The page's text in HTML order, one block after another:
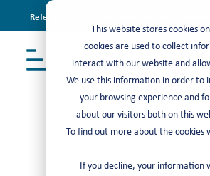
This website stores cookies
cookies are used to collect
interact with our website and
We use this information in order to
your browsing experience and
about our visitors both on this
To find out more about the cookies
If you decline, your information
Refer & earn with the new TASC Referral